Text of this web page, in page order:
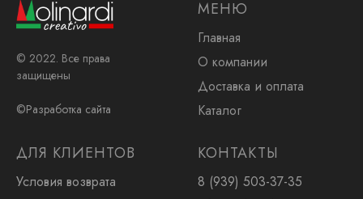
© 2022. Все права
защищены
©Разработка сайта
МЕНЮ
Главная
О компании
Доставка и оплата
Каталог
ДЛЯ КЛИЕНТОВ
Условия возврата
КОНТАКТЫ
8 (939) 503-37-35